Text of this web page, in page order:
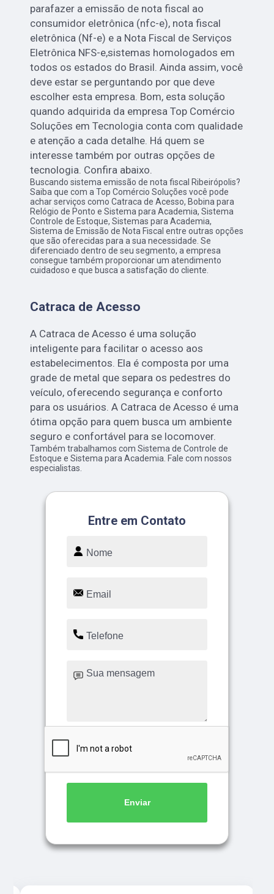
parafazer a emissão de nota fiscal ao
consumidor eletrônica (nfc-e), nota fiscal
eletrônica (Nf-e) e a Nota Fiscal de Serviços
Eletrônica NFS-e,sistemas homologados em
todos os estados do Brasil. Ainda assim, você
deve estar se perguntando por que deve
escolher esta empresa. Bom, esta solução
quando adquirida da empresa Top Comércio
Soluções em Tecnologia conta com qualidade
e atenção a cada detalhe. Há quem se
interesse também por outras opções de
tecnologia. Confira abaixo.
Buscando sistema emissão de nota fiscal Ribeirópolis?
Saiba que com a Top Comércio Soluções você pode
achar serviços como Catraca de Acesso, Bobina para
Relógio de Ponto e Sistema para Academia, Sistema
Controle de Estoque, Sistemas para Academia,
Sistema de Emissão de Nota Fiscal entre outras opções
que são oferecidas para a sua necessidade. Se
diferenciado dentro de seu segmento, a empresa
consegue também proporcionar um atendimento
cuidadoso e que busca a satisfação do cliente.
Catraca de Acesso
A Catraca de Acesso é uma solução
inteligente para facilitar o acesso aos
estabelecimentos. Ela é composta por uma
grade de metal que separa os pedestres do
veículo, oferecendo segurança e conforto
para os usuários. A Catraca de Acesso é uma
ótima opção para quem busca um ambiente
seguro e confortável para se locomover.
Também trabalhamos com Sistema de Controle de
Estoque e Sistema para Academia. Fale com nossos
especialistas.
Entre em Contato
Enviar